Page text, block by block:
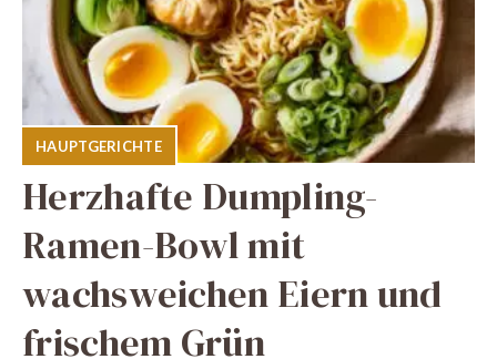
HAUPTGERICHTE
Herzhafte Dumpling-
Ramen-Bowl mit
wachsweichen Eiern und
frischem Grün